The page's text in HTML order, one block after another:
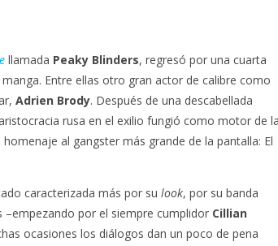
llamada Peaky Blinders, regresó por una cuarta
Entre ellas otro gran actor de calibre como
Adrien Brody. Después de una descabellada
rusa en el exilio fungió como motor de la
al gangster más grande de la pantalla: El
caracterizada más por su look, por su banda
por el siempre cumplidor Cillian
ocasiones los diálogos dan un poco de pena